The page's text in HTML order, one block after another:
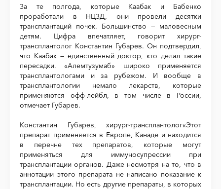
За те полгода, которые Каабак и Бабенко
проработали в НЦЗД, они провели десятки
трансплантаций почек. Большинство — маловесным
детям. Цифра впечатляет, говорит хирург-
трансплантолог Константин Губарев. Он подтвердил,
что Каабак — единственный доктор, кто делал такие
пересадки. «Алемтузумаб» широко применяется
трансплантологами и за рубежом. И вообще в
трансплантологии немало лекарств, которые
применяются офф-лейбл, в том числе в России,
отмечает Губарев.
Константин Губарев, хирург-трансплантолог«Этот
препарат применяется в Европе, Канаде и находится
в перечне тех препаратов, которые могут
применяться для иммуносупрессии при
трансплантации органов. Даже несмотря на то, что в
аннотации этого препарата не написано показание к
трансплантации. Но есть другие препараты, в которых